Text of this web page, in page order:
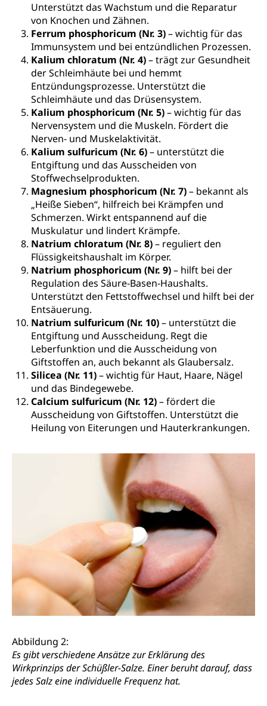
Unterstützt das Wachstum und die Reparatur
von Knochen und Zähnen.
Ferrum phosphoricum (Nr. 3)– wichtig für das
Immunsystem und bei entzündlichen Prozessen.
Kalium chloratum (Nr. 4)– trägt zur Gesundheit
der Schleimhäute bei und hemmt
Entzündungsprozesse. Unterstützt die
Schleimhäute und das Drüsensystem.
Kalium phosphoricum (Nr. 5)– wichtig für das
Nervensystem und die Muskeln. Fördert die
Nerven- und Muskelaktivität.
Kalium sulfuricum (Nr. 6)– unterstützt die
Entgiftung und das Ausscheiden von
Stoffwechselprodukten.
Magnesium phosphoricum (Nr. 7)– bekannt als
„Heiße Sieben“, hilfreich bei Krämpfen und
Schmerzen. Wirkt entspannend auf die
Muskulatur und lindert Krämpfe.
Natrium chloratum (Nr. 8)– reguliert den
Flüssigkeitshaushalt im Körper.
Natrium phosphoricum (Nr. 9)– hilft bei der
Regulation des Säure-Basen-Haushalts.
Unterstützt den Fettstoffwechsel und hilft bei der
Entsäuerung.
Natrium sulfuricum (Nr. 10)– unterstützt die
Entgiftung und Ausscheidung. Regt die
Leberfunktion und die Ausscheidung von
Giftstoffen an, auch bekannt als Glaubersalz.
Silicea (Nr. 11)– wichtig für Haut, Haare, Nägel
und das Bindegewebe.
Calcium sulfuricum (Nr. 12)– fördert die
Ausscheidung von Giftstoffen. Unterstützt die
Heilung von Eiterungen und Hauterkrankungen.
Abbildung 2:
Es gibt verschiedene Ansätze zur Erklärung des
Wirkprinzips der Schüßler-Salze. Einer beruht darauf, dass
jedes Salz eine individuelle Frequenz hat.